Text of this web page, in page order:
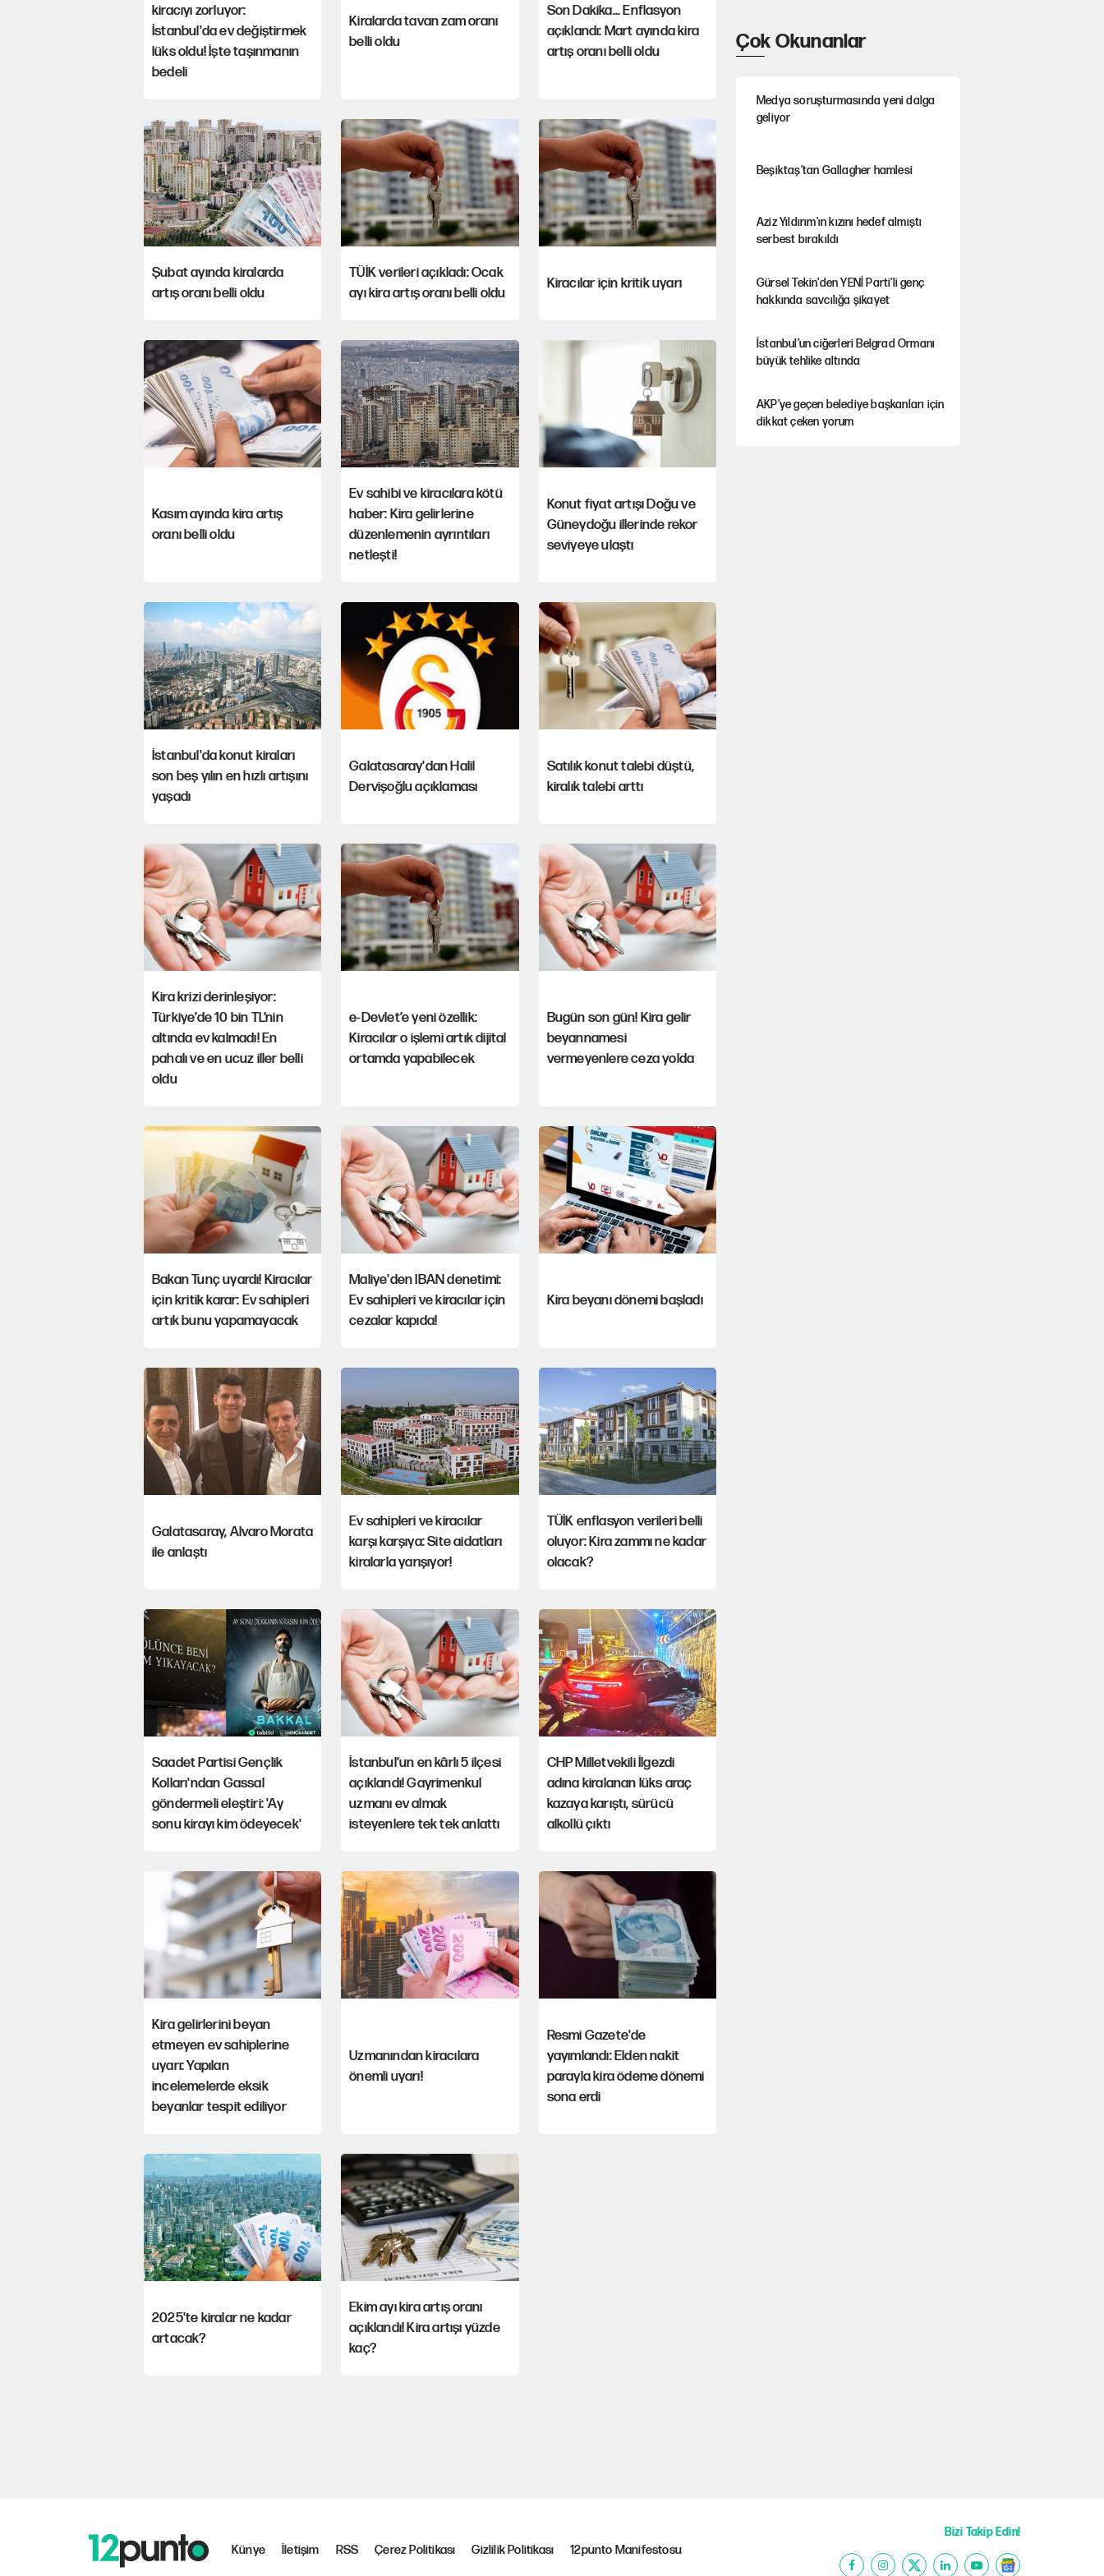
kiracıyı zorluyor:
İstanbul'da ev değiştirmek
lüks oldu! İşte taşınmanın
bedeli
Kiralarda tavan zam oranı
belli oldu
Son Dakika... Enflasyon
açıklandı: Mart ayında kira
artış oranı belli oldu
Şubat ayında kiralarda
artış oranı belli oldu
TÜİK verileri açıkladı: Ocak
ayı kira artış oranı belli oldu
Kiracılar için kritik uyarı
Kasım ayında kira artış
oranı belli oldu
Ev sahibi ve kiracılara kötü
haber: Kira gelirlerine
düzenlemenin ayrıntıları
netleşti!
Konut fiyat artışı Doğu ve
Güneydoğu illerinde rekor
seviyeye ulaştı
İstanbul'da konut kiraları
son beş yılın en hızlı artışını
yaşadı
Galatasaray'dan Halil
Dervişoğlu açıklaması
Satılık konut talebi düştü,
kiralık talebi arttı
Kira krizi derinleşiyor:
Türkiye’de 10 bin TL’nin
altında ev kalmadı! En
pahalı ve en ucuz iller belli
oldu
e-Devlet’e yeni özellik:
Kiracılar o işlemi artık dijital
ortamda yapabilecek
Bugün son gün! Kira gelir
beyannamesi
vermeyenlere ceza yolda
Bakan Tunç uyardı! Kiracılar
için kritik karar: Ev sahipleri
artık bunu yapamayacak
Maliye'den IBAN denetimi:
Ev sahipleri ve kiracılar için
cezalar kapıda!
Kira beyanı dönemi başladı
Galatasaray, Alvaro Morata
ile anlaştı
Ev sahipleri ve kiracılar
karşı karşıya: Site aidatları
kiralarla yarışıyor!
TÜİK enflasyon verileri belli
oluyor: Kira zammı ne kadar
olacak?
Saadet Partisi Gençlik
Kolları'ndan Gassal
göndermeli eleştiri: 'Ay
sonu kirayı kim ödeyecek'
İstanbul’un en kârlı 5 ilçesi
açıklandı! Gayrimenkul
uzmanı ev almak
isteyenlere tek tek anlattı
CHP Milletvekili İlgezdi
adına kiralanan lüks araç
kazaya karıştı, sürücü
alkollü çıktı
Kira gelirlerini beyan
etmeyen ev sahiplerine
uyarı: Yapılan
incelemelerde eksik
beyanlar tespit ediliyor
Uzmanından kiracılara
önemli uyarı!
Resmi Gazete'de
yayımlandı: Elden nakit
parayla kira ödeme dönemi
sona erdi
2025'te kiralar ne kadar
artacak?
Ekim ayı kira artış oranı
açıklandı! Kira artışı yüzde
kaç?
Çok Okunanlar
Medya soruşturmasında yeni dalga
geliyor
Beşiktaş’tan Gallagher hamlesi
Aziz Yıldırım'ın kızını hedef almıştı
serbest bırakıldı
Gürsel Tekin'den YENİ Parti’li genç
hakkında savcılığa şikayet
İstanbul’un ciğerleri Belgrad Ormanı
büyük tehlike altında
AKP’ye geçen belediye başkanları için
dikkat çeken yorum
Künye İletişim RSS Çerez Politikası Gizlilik Politikası 12punto Manifestosu
Bizi Takip Edin!